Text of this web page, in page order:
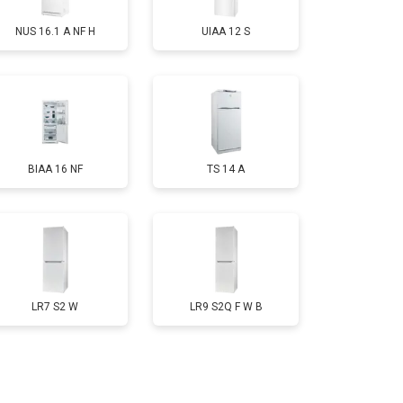
1700 ₽ Заказать
2550 ₽ Заказать
1700 ₽ Заказать
3650 ₽
NUS 16.1 A NF H UIAA 12 S
BIAA 16 NF TS 14 A
LR7 S2 W LR9 S2Q F W B